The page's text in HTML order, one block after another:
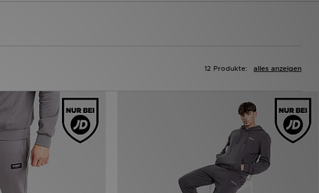
alles anzeigen
12 Produkte: